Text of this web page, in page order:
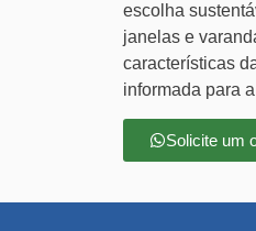
escolha
janelas e
características
informada para
Solicite um